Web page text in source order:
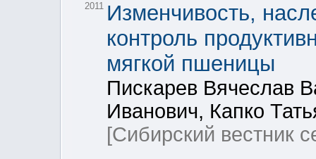
2011 Изменчивость,
контроль
мягкой пшеницы
Пискарев Вячеслав
Иванович, Капко
[Сибирский вестник